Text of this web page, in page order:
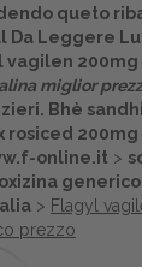
queto
Da Leggere
vagilen
miglior
Bhè
rosiced
online.it >
> Flagyl
prezzo